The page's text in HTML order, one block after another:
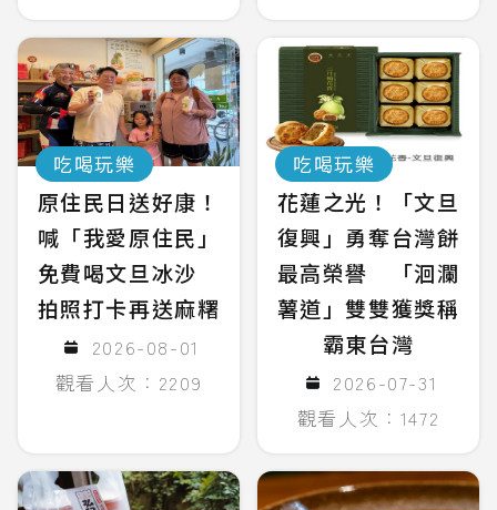
吃喝玩樂
原住民日送好康！
喊「我愛原住民」
免費喝文旦冰沙
拍照打卡再送麻糬
2026-08-01
觀看人次：2209
吃喝玩樂
花蓮之光！「文旦
復興」勇奪台灣餅
最高榮譽 「洄瀾
薯道」雙雙獲獎稱
霸東台灣
2026-07-31
觀看人次：1472